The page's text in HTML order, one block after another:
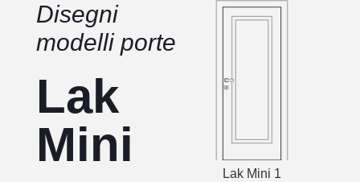
Disegni
modelli porte
Lak
Mini
Lak Mini 1